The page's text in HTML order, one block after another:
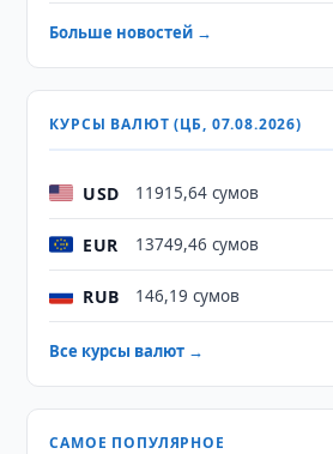
Больше новостей →
КУРСЫ ВАЛЮТ (ЦБ, 07.08.2026)
USD 11915,64 сумов
EUR 13749,46 сумов
RUB 146,19 сумов
Все курсы валют →
САМОЕ ПОПУЛЯРНОЕ